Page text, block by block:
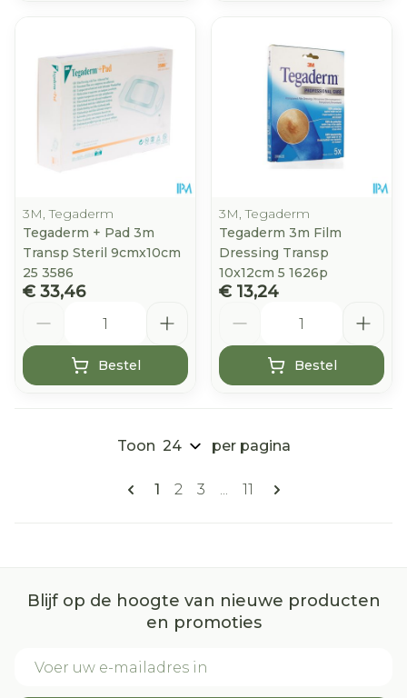
3M, Tegaderm
Tegaderm + Pad 3m
Transp Steril 9cmx10cm
25 3586
€ 33,46
Bestel
3M, Tegaderm
Tegaderm 3m Film
Dressing Transp
10x12cm 5 1626p
€ 13,24
Bestel
Pagina's
U lees momenteel pagina
1 Pagina
2 Pagina
3 ... Pagina
11
Toon per pagina
Blijf op de hoogte van nieuwe producten
en promoties